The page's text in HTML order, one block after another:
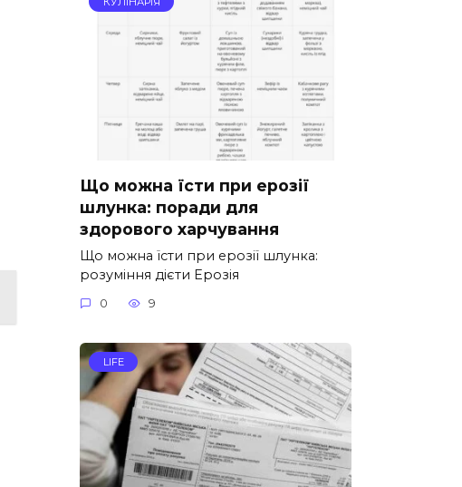
Що можна їсти при ерозії
шлунка: поради для
здорового харчування
Що можна їсти при ерозії шлунка:
розуміння дієти Ерозія
0 9
LIFE